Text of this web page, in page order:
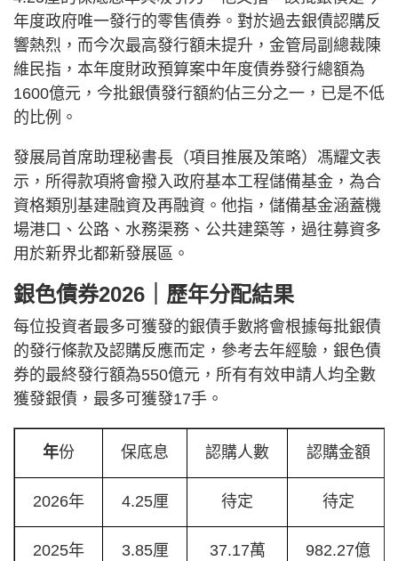
年度政府唯一發行的零售債券。對於過去銀債認購反
響熱烈，而今次最高發行額未提升，金管局副總裁陳
維民指，本年度財政預算案中年度債券發行總額為
1600億元，今批銀債發行額約佔三分之一，已是不低
的比例。
發展局首席助理秘書長（項目推展及策略）馮耀文表
示，所得款項將會撥入政府基本工程儲備基金，為合
資格類別基建融資及再融資。他指，儲備基金涵蓋機
場港口、公路、水務渠務、公共建築等，過往募資多
用於新界北都新發展區。
銀色債券2026｜歷年分配結果
每位投資者最多可獲發的銀債手數將會根據每批銀債
的發行條款及認購反應而定，參考去年經驗，銀色債
券的最終發行額為550億元，所有有效申請人均全數
獲發銀債，最多可獲發17手。
年份 保底息 認購人數 認購金額
2026年 4.25厘 待定 待定
2025年 3.85厘 37.17萬 982.27億